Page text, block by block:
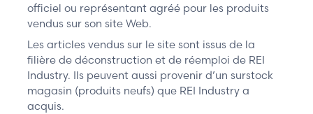
officiel ou représentant agréé pour les produits
vendus sur son site Web.
Les articles vendus sur le site sont issus de la
filière de déconstruction et de réemploi de REI
Industry. Ils peuvent aussi provenir d’un surstock
magasin (produits neufs) que REI Industry a
acquis.